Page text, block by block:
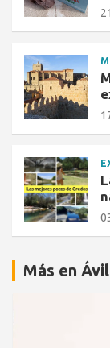
Más en